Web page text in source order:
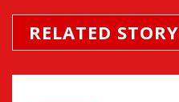
RELATED STORY